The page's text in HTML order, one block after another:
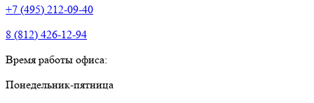
+7 (495) 212-09-40
8 (812) 426-12-94
Время работы офиса:
Понедельник-пятница